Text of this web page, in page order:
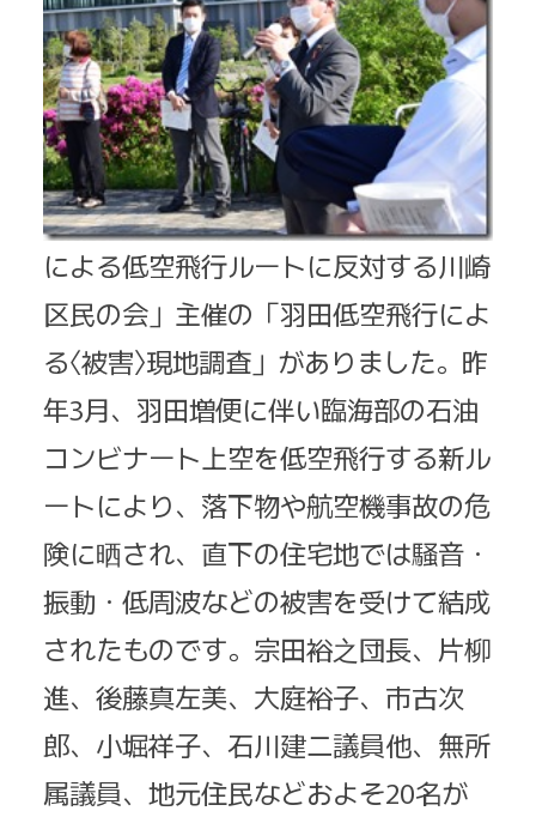
による低空飛行ルートに反対する川崎
区民の会」主催の「羽田低空飛行によ
る〈被害〉現地調査」がありました。昨
年3月、羽田増便に伴い臨海部の石油
コンビナート上空を低空飛行する新ル
ートにより、落下物や航空機事故の危
険に晒され、直下の住宅地では騒音・
振動・低周波などの被害を受けて結成
されたものです。宗田裕之団長、片柳
進、後藤真左美、大庭裕子、市古次
郎、小堀祥子、石川建二議員他、無所
属議員、地元住民などおよそ20名が